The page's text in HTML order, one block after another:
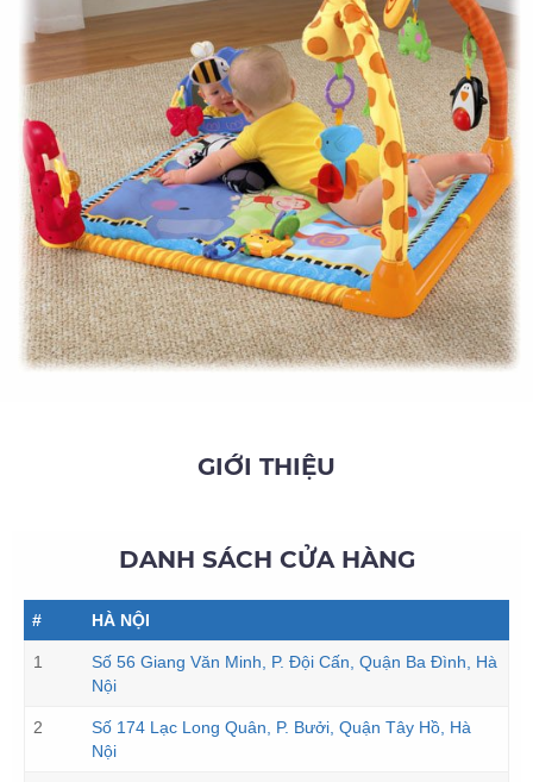
GIỚI THIỆU
DANH SÁCH CỬA HÀNG
# HÀ NỘI
1
Số 56 Giang Văn Minh, P. Đội Cấn, Quận Ba Đình, Hà
Nội
2
Số 174 Lạc Long Quân, P. Bưởi, Quận Tây Hồ, Hà
Nội